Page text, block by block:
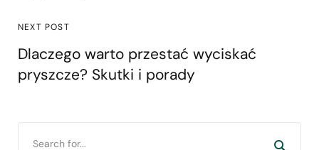
NEXT POST
Dlaczego warto przestać wyciskać
pryszcze? Skutki i porady